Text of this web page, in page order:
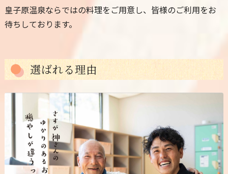
皇子原温泉ならではの料理をご用意し、皆様のご利用をお
待ちしております。
選ばれる理由